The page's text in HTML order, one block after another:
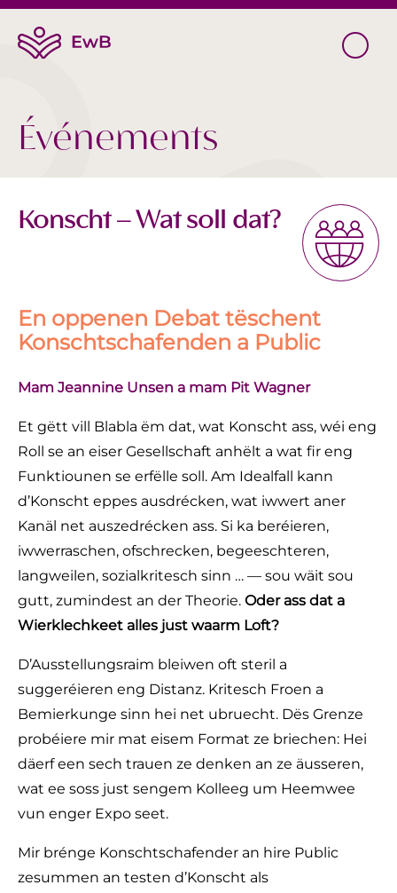
Événements
Konscht – Wat soll dat?
En oppenen Debat tëschent
Konschtschafenden a Public
Mam Jeannine Unsen a mam Pit Wagner
Et gëtt vill Blabla ëm dat, wat Konscht ass, wéi eng
Roll se an eiser Gesellschaft anhëlt a wat fir eng
Funktiounen se erfëlle soll. Am Idealfall kann
d’Konscht eppes ausdrécken, wat iwwert aner
Kanäl net auszedrécken ass. Si ka beréieren,
iwwerraschen, ofschrecken, begeeschteren,
langweilen, sozialkritesch sinn … — sou wäit sou
gutt, zumindest an der Theorie. Oder ass dat a
Wierklechkeet alles just waarm Loft?
D’Ausstellungsraim bleiwen oft steril a
suggeréieren eng Distanz. Kritesch Froen a
Bemierkunge sinn hei net ubruecht. Dës Grenze
probéiere mir mat eisem Format ze briechen: Hei
däerf een sech trauen ze denken an ze äusseren,
wat ee soss just sengem Kolleeg um Heemwee
vun enger Expo seet.
Mir brénge Konschtschafender an hire Public
zesummen an testen d’Konscht als